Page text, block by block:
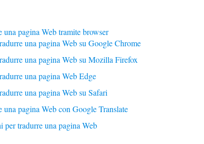
una pagina Web tramite browser
una pagina Web su Google Chrome
una pagina Web su Mozilla Firefox
una pagina Web Edge
una pagina Web su Safari
una pagina Web con Google Translate
per tradurre una pagina Web